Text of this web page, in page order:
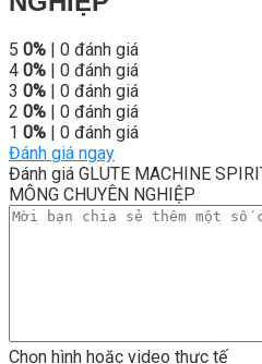
5 0% | 0 đánh giá
4 0% | 0 đánh giá
3 0% | 0 đánh giá
2 0% | 0 đánh giá
1 0% | 0 đánh giá
Đánh giá ngay
Đánh giá GLUTE MACHINE
MÔNG CHUYÊN NGHIỆP
Chọn hình hoặc video thực tế